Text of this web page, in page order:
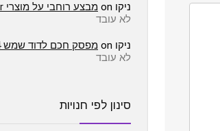
ניקו on מבצע רוחבי על מוצרי Switcher
לא עובד
ניקו on מפסק חכם לדוד שמש Switcher V4
לא עובד
סינון לפי חנויות